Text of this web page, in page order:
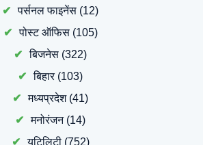
पर्सनल फाइनेंस (12)
पोस्ट ऑफिस(105)
बिजनेस (322)
बिहार(103)
मध्यप्रदेश(41)
मनोरंजन(14)
यूटिलिटी(752)